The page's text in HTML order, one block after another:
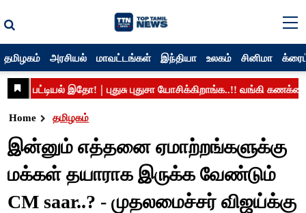
தமிழகம் அரசியல் மாவட்டங்கள் இந்தியா உலகம் சினிமா
Home தமிழகம்
இன்னும் எத்தனை ஏமாற்றங்களுக்கு
மக்கள் தயாராக இருக்க வேண்டும்
CM saar..? - முதலமைச்சர் விஜய்க்கு